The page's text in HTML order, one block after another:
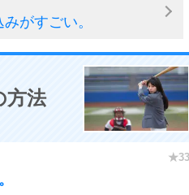
がすごい。
方法